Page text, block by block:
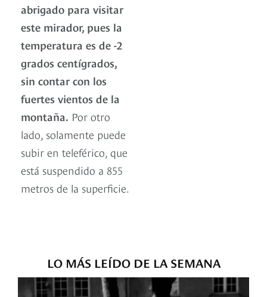
abrigado para visitar
este mirador, pues la
temperatura es de -2
grados centígrados,
sin contar con los
fuertes vientos de la
montaña. Por otro
lado, solamente puede
subir en teleférico, que
está suspendido a 855
metros de la superficie.
LO MÁS LEÍDO DE LA SEMANA